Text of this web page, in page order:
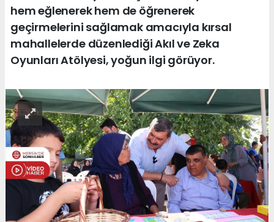
hem eğlenerek hem de öğrenerek
geçirmelerini sağlamak amacıyla kırsal
mahallelerde düzenlediği Akıl ve Zeka
Oyunları Atölyesi, yoğun ilgi görüyor.